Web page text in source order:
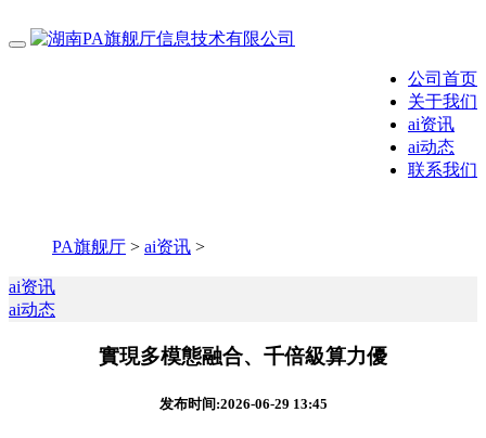
公司首页
关于我们
ai资讯
ai动态
联系我们
PA旗舰厅 > ai资讯 >
ai资讯
ai动态
實現多模態融合、千倍級算力優
发布时间:2026-06-29 13:45